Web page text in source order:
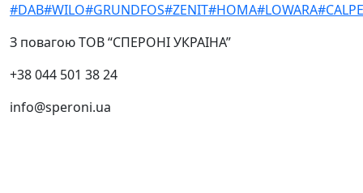
#DAB#WILO#GRUNDFOS#ZENIT#HOMA#LOWARA
З повагою ТОВ “СПЕРОНІ УКРАІНА”
+38 044 501 38 24
info@speroni.ua